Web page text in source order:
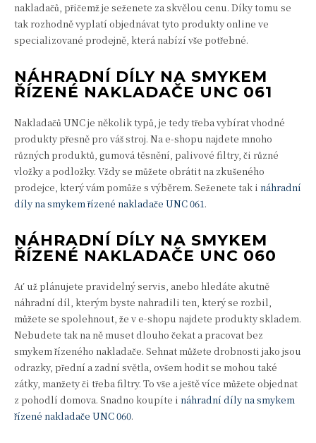
nakladačů, přičemž je seženete za skvělou cenu. Díky tomu se
tak rozhodně vyplatí objednávat tyto produkty online ve
specializované prodejně, která nabízí vše potřebné.
NÁHRADNÍ DÍLY NA SMYKEM
ŘÍZENÉ NAKLADAČE UNC 061
Nakladačů UNC je několik typů, je tedy třeba vybírat vhodné
produkty přesně pro váš stroj. Na e-shopu najdete mnoho
různých produktů, gumová těsnění, palivové filtry, či různé
vložky a podložky. Vždy se můžete obrátit na zkušeného
prodejce, který vám pomůže s výběrem. Seženete tak i náhradní
díly na smykem řízené nakladače UNC 061.
NÁHRADNÍ DÍLY NA SMYKEM
ŘÍZENÉ NAKLADAČE UNC 060
Ať už plánujete pravidelný servis, anebo hledáte akutně
náhradní díl, kterým byste nahradili ten, který se rozbil,
můžete se spolehnout, že v e-shopu najdete produkty skladem.
Nebudete tak na ně muset dlouho čekat a pracovat bez
smykem řízeného nakladače. Sehnat můžete drobnosti jako jsou
odrazky, přední a zadní světla, ovšem hodit se mohou také
zátky, manžety či třeba filtry. To vše a ještě více můžete objednat
z pohodlí domova. Snadno koupíte i náhradní díly na smykem
řízené nakladače UNC 060.